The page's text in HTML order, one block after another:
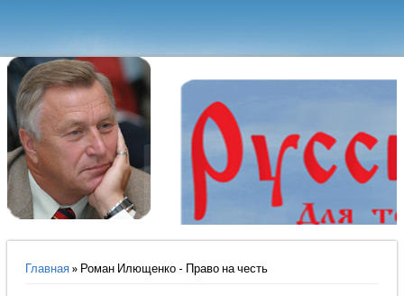
Вы здесь
Главная» Роман Илющенко - Право на честь